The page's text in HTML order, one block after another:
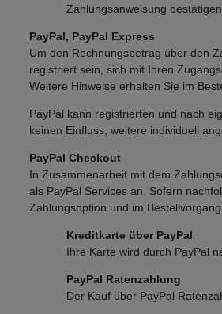
Zahlungsanweisung
PayPal, PayPal Express
Um den Rechnungsbetrag über den
registriert sein, sich mit Ihren
Weitere Hinweise erhalten Sie im
PayPal kann registrierten und nach
keinen Einfluss; weitere individuell
PayPal Checkout
In Zusammenarbeit mit dem
als PayPal Services an. Sofern
Zahlungsoption und im
Kreditkarte über PayPal
Ihre Karte wird durch PayPal
PayPal Ratenzahlung
Der Kauf über PayPal